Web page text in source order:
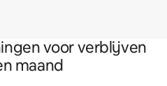
voor verblijven
maand